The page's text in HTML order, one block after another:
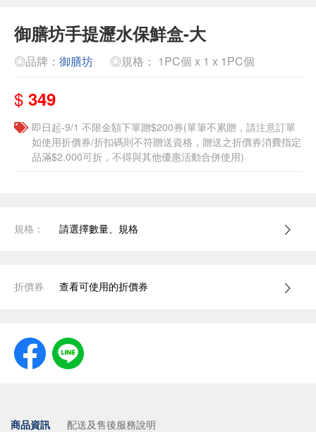
御膳坊手提瀝水保鮮盒-大
◎品牌： 御膳坊 ◎規格： 1PC個 x 1 x 1PC個
$ 349
即日起-9/1 不限金額下單贈$200券(單筆不累贈，請注意訂單
如使用折價券/折扣碼則不符贈送資格，贈送之折價券消費指定
品滿$2,000可折，不得與其他優惠活動合併使用)
規格： 請選擇數量、規格
折價券 查看可使用的折價券
商品資訊 配送及售後服務說明